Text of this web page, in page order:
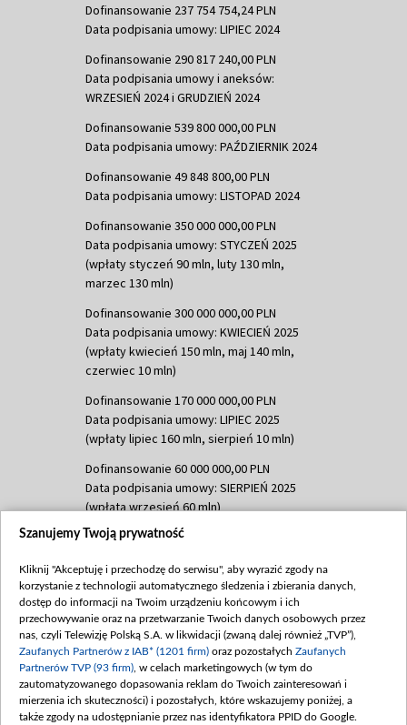
Dofinansowanie 237 754 754,24 PLN
Data podpisania umowy: LIPIEC 2024
Dofinansowanie 290 817 240,00 PLN
Data podpisania umowy i aneksów:
WRZESIEŃ 2024 i GRUDZIEŃ 2024
Dofinansowanie 539 800 000,00 PLN
Data podpisania umowy: PAŹDZIERNIK 2024
Dofinansowanie 49 848 800,00 PLN
Data podpisania umowy: LISTOPAD 2024
Dofinansowanie 350 000 000,00 PLN
Data podpisania umowy: STYCZEŃ 2025
(wpłaty styczeń 90 mln, luty 130 mln,
marzec 130 mln)
Dofinansowanie 300 000 000,00 PLN
Data podpisania umowy: KWIECIEŃ 2025
(wpłaty kwiecień 150 mln, maj 140 mln,
czerwiec 10 mln)
Dofinansowanie 170 000 000,00 PLN
Data podpisania umowy: LIPIEC 2025
(wpłaty lipiec 160 mln, sierpień 10 mln)
Dofinansowanie 60 000 000,00 PLN
Data podpisania umowy: SIERPIEŃ 2025
(wpłata wrzesień 60 mln)
Dofinansowanie 635 783 051,21 PLN
(wpłata wrzesień 100 mln, październik 350
mln, listopad 265 mln)
Dofinansowanie 48 862 000,00 PLN
Data podpisania umowy: GRUDZIEŃ 2025
(wpłata grudzień 60,548 mln)
Dofinansowanie 900 000 000,00 PLN
Data podpisania umowy: LUTY 2026 (wpłata
Szanujemy Twoją prywatność
Kliknij "Akceptuję i przechodzę do serwisu", aby wyrazić zgody na
korzystanie z technologii automatycznego śledzenia i zbierania danych,
dostęp do informacji na Twoim urządzeniu końcowym i ich
przechowywanie oraz na przetwarzanie Twoich danych osobowych przez
nas, czyli Telewizję Polską S.A. w likwidacji (zwaną dalej również „TVP”),
Zaufanych Partnerów z IAB* (1201 firm) oraz pozostałych Zaufanych
Partnerów TVP (93 firm) , w celach marketingowych (w tym do
zautomatyzowanego dopasowania reklam do Twoich zainteresowań i
mierzenia ich skuteczności) i pozostałych, które wskazujemy poniżej, a
także zgody na udostępnianie przez nas identyfikatora PPID do Google.